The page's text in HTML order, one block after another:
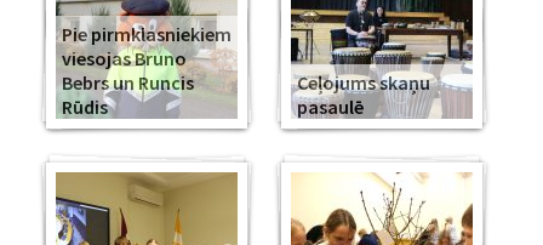
Pie pirmklasniekiem
viesojas Bruno
Bebrs un Runcis
Rūdis
Ceļojums skaņu
pasaulē